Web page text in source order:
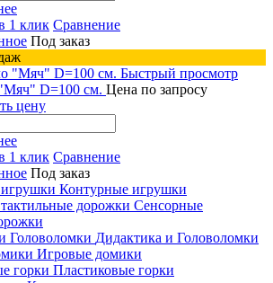
1 клик Сравнение
Под заказ
Быстрый просмотр
D=100 см. Цена по запросу
цену
1 клик Сравнение
Под заказ
Контурные игрушки
Сенсорные
Дидактика и Головоломки
Игровые домики
Пластиковые горки